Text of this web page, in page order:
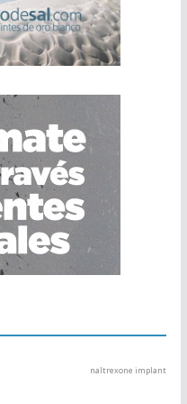
naltrexone implant